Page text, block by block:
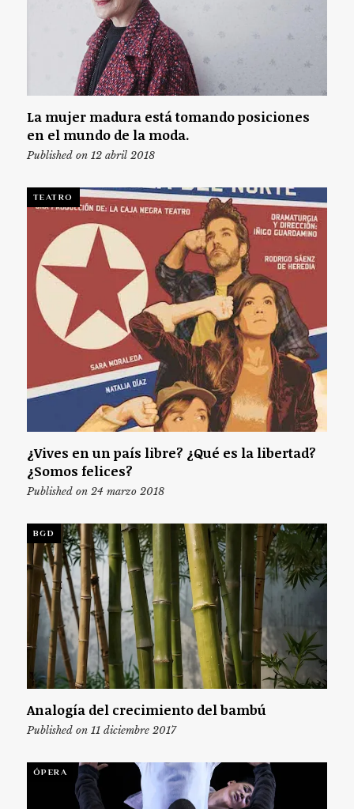
La mujer madura está tomando posiciones
en el mundo de la moda.
Published on 12 abril 2018
TEATRO
¿Vives en un país libre? ¿Qué es la libertad?
¿Somos felices?
Published on 24 marzo 2018
BGD
Analogía del crecimiento del bambú
Published on 11 diciembre 2017
ÓPERA